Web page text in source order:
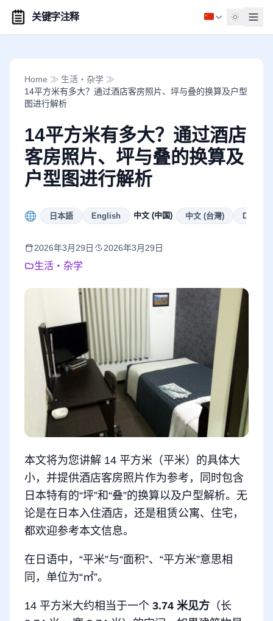
关键字注释
Home ≫ 生活・杂学 ≫
14平方米有多大？通过酒店客房照片、坪与叠的换算及户型
图进行解析
14平方米有多大？通过酒店
客房照片、坪与叠的换算及
户型图进行解析
日本語 English 中文 (中国) 中文 (台灣) Deutsch
2026年3月29日 2026年3月29日
生活・杂学
本文将为您讲解 14 平方米（平米）的具体大
小，并提供酒店客房照片作为参考，同时包含
日本特有的“坪”和“叠”的换算以及户型解析。无
论是在日本入住酒店，还是租赁公寓、住宅，
都欢迎参考本文信息。
在日语中，“平米”与“面积”、“平方米”意思相
同，单位为“㎡”。
14 平方米大约相当于一个 3.74 米见方 （长